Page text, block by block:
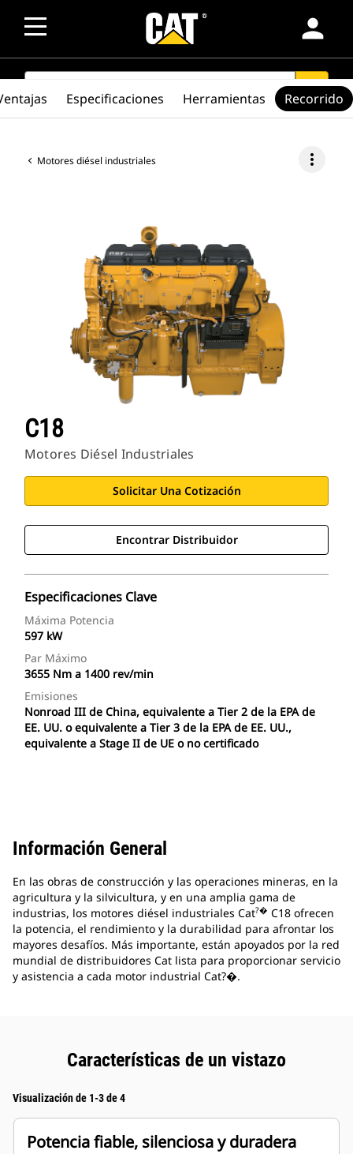
person
SEARCH search
Motores diésel industriales more_vert
C18
Motores Diésel Industriales
Solicitar Una Cotización
Encontrar Distribuidor
Especificaciones Clave
Máxima Potencia
597 kW
Par Máximo
3655 Nm a 1400 rev/min
Emisiones
Nonroad III de China, equivalente a Tier 2 de la EPA de
EE. UU. o equivalente a Tier 3 de la EPA de EE. UU.,
equivalente a Stage II de UE o no certificado
Especificaciones Herramientas Recorrido
Información General
En las obras de construcción y las operaciones mineras, en la
agricultura y la silvicultura, y en una amplia gama de
industrias, los motores diésel industriales Cat?� C18 ofrecen
la potencia, el rendimiento y la durabilidad para afrontar los
mayores desafíos. Más importante, están apoyados por la red
mundial de distribuidores Cat lista para proporcionar servicio
y asistencia a cada motor industrial Cat?�.
Características de un vistazo
Visualización de 1-3 de 4
Potencia fiable, silenciosa y duradera